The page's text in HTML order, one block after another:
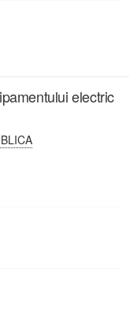
electric